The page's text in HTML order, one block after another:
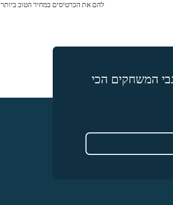
להם את הכרטיסים במחיר הטוב ביותר
המשחקים הכי